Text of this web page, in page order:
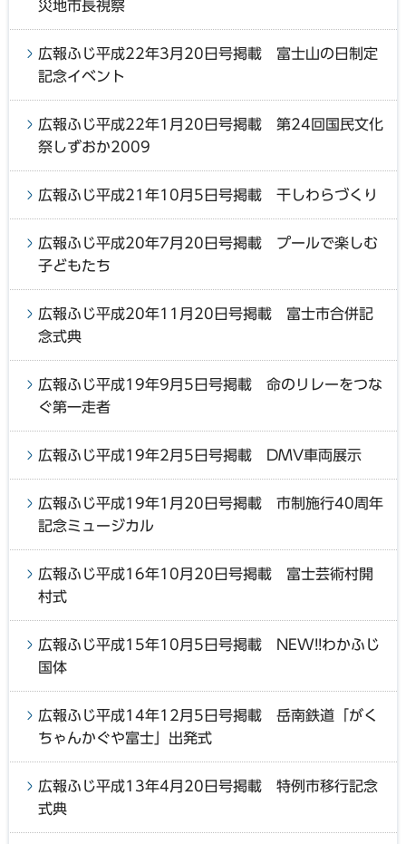
災地市長視察
広報ふじ平成22年3月20日号掲載 富士山の日制定
記念イベント
広報ふじ平成22年1月20日号掲載 第24回国民文化
祭しずおか2009
広報ふじ平成21年10月5日号掲載 干しわらづくり
広報ふじ平成20年7月20日号掲載 プールで楽しむ
子どもたち
広報ふじ平成20年11月20日号掲載 富士市合併記
念式典
広報ふじ平成19年9月5日号掲載 命のリレーをつな
ぐ第一走者
広報ふじ平成19年2月5日号掲載 DMV車両展示
広報ふじ平成19年1月20日号掲載 市制施行40周年
記念ミュージカル
広報ふじ平成16年10月20日号掲載 富士芸術村開
村式
広報ふじ平成15年10月5日号掲載 NEW!!わかふじ
国体
広報ふじ平成14年12月5日号掲載 岳南鉄道「がく
ちゃんかぐや富士」出発式
広報ふじ平成13年4月20日号掲載 特例市移行記念
式典